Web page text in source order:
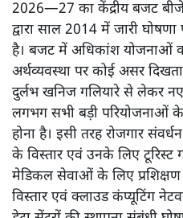
2026—27 का केंद्रीय बजट
द्वारा साल 2014 में जारी
है। बजट में अधिकांश योजनाओं
अर्थव्यवस्था पर कोई असर
दुर्लभ खनिज गलियारे से लेकर
लगभग सभी बड़ी परियोजनाओं
होना है। इसी तरह रोजगार
के विस्तार एवं उनके लिए टूरिस्ट
मेडिकल सेवाओं के लिए
विस्तार एवं क्लाउड कंप्यूटिंग